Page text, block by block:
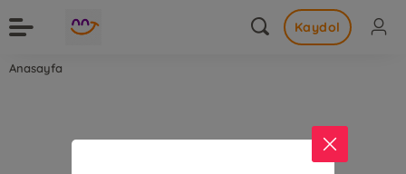
Kaydol
Anasayfa